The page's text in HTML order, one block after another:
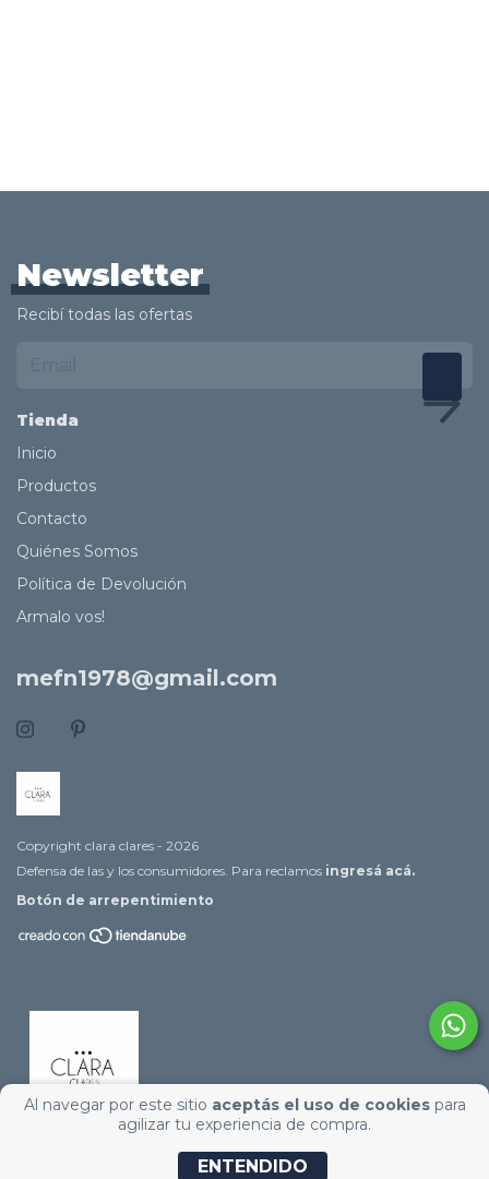
Al navegar por este sitio aceptás el uso de cookiespara
agilizar tu experiencia de compra.
ENTENDIDO
Newsletter
Recibí todas las ofertas
Tienda
Inicio
Productos
Contacto
Quiénes Somos
Política de Devolución
Armalo vos!
mefn1978@gmail.com
Copyright clara clares - 2026
Defensa de las y los consumidores. Para reclamos ingresá acá.
Botón de arrepentimiento